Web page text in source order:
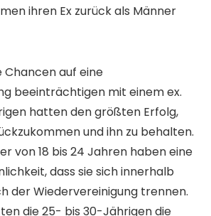
ihren Ex zurück als Männer
Chancen auf eine
beeinträchtigen mit einem ex.
hatten den größten Erfolg,
und ihn zu behalten.
von 18 bis 24 Jahren haben eine
dass sie sich innerhalb
der Wiedervereinigung trennen.
die 25- bis 30-Jährigen die